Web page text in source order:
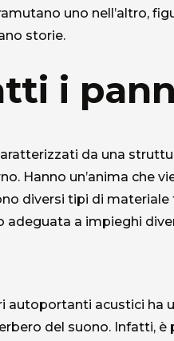
uno nell’altro,
storie.
i
da una
Hanno un’anima che
diversi tipi di
adeguata a impieghi
autoportanti acustici ha
del suono. Infatti, è